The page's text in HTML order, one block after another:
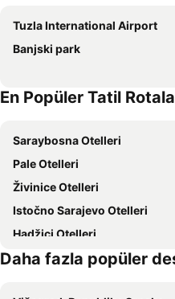
Boutique Hotel Golden Star
Tuzla International Airport
Banjski park
En Popüler Tatil
Saraybosna Otelleri
Pale Otelleri
Živinice Otelleri
Istočno Sarajevo Otelleri
Hadžici Otelleri
Daha fazla popüler